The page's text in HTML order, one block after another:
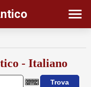
- Italiano